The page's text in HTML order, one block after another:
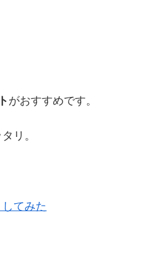
がおすすめです。
リ。
てみた